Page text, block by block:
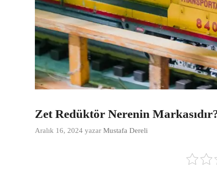
Zet Redüktör Nerenin
Aralık 16, 2024 yazar Mustafa Dereli